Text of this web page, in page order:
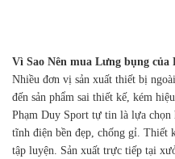
Vì Sao Nên mua Lưng bụng của
Nhiều đơn vị sản xuất thiết bị
đến sản phẩm sai thiết kế, kém
Phạm Duy Sport tự tin là lựa chọn
tĩnh điện bền đẹp, chống gỉ. Thiết
tập luyện. Sản xuất trực tiếp tại